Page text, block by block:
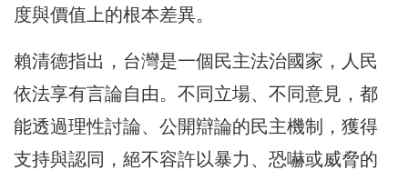
度與價值上的根本差異。
賴清德指出，台灣是一個民主法治國家，人民
依法享有言論自由。不同立場、不同意見，都
能透過理性討論、公開辯論的民主機制，獲得
支持與認同，絕不容許以暴力、恐嚇或威脅的